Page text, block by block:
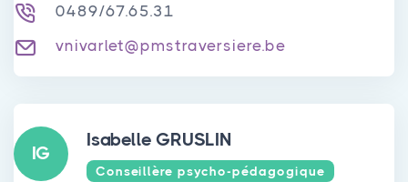
0489/67.65.31
vnivarlet@pmstraversiere.be
IG
Isabelle GRUSLIN
Conseillère psycho-pédagogique